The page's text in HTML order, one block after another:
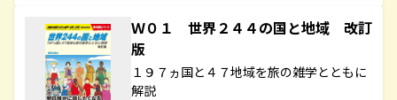
Ｗ０１ 世界２４４の国と地域 改訂
版
１９７ヵ国と４７地域を旅の雑学とともに
解説